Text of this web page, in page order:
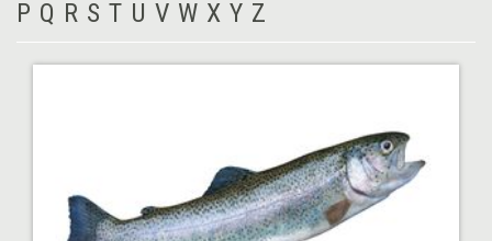
P Q R S T U V W X Y Z